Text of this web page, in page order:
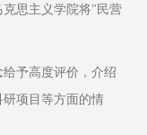
思主义学院将"民营
予高度评价，介绍
项目等方面的情